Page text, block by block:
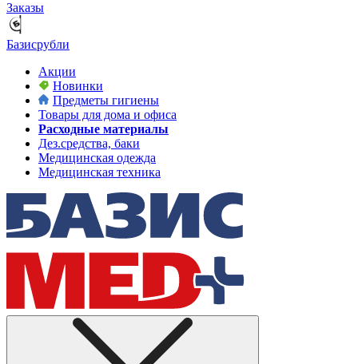
Заказы
Базисрубли
Акции
Новинки
Предметы гигиены
Товары для дома и офиса
Расходные материалы
Дез.средства, баки
Медицинская одежда
Медицинская техника